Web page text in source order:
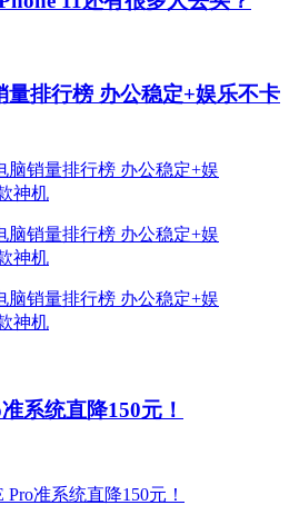
量排行榜 办公稳定+娱乐不卡
系统直降150元！